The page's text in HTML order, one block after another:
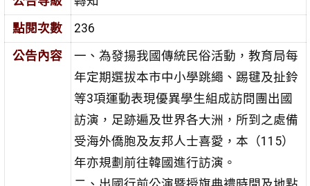
點閱次數
236
公告內容
一、為發揚我國傳統民俗活動，教育局每
年定期選拔本市中小學跳繩、踢毽及扯鈴
等3項運動表現優異學生組成訪問團出國
訪演，足跡遍及世界各大洲，所到之處備
受海外僑胞及友邦人士喜愛，本（115）
年亦規劃前往韓國進行訪演。